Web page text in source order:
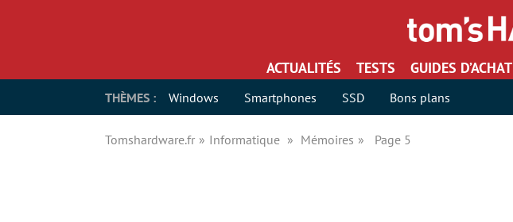
ACTUALITÉS TESTS GUIDES D’ACHAT
THÈMES : Windows Smartphones SSD Bons plans
Tomshardware.fr Informatique Mémoires Page 5